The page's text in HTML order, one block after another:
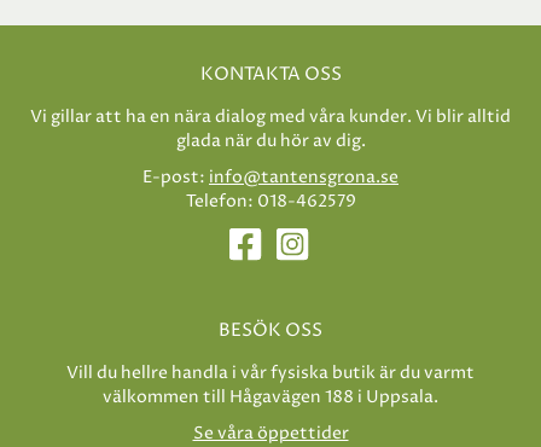
KONTAKTA OSS
Vi gillar att ha en nära dialog med våra kunder. Vi blir alltid
glada när du hör av dig.
E-post: info@tantensgrona.se
Telefon: 018-462579
BESÖK OSS
Vill du hellre handla i vår fysiska butik är du varmt
välkommen till Hågavägen 188 i Uppsala.
Se våra öppettider